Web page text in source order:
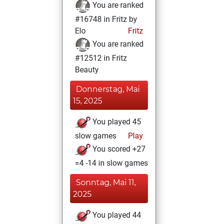
You are ranked
#16748 in Fritz by
Elo
Fritz
You are ranked
#12512 in Fritz
Beauty
Donnerstag, Mai
15, 2025
You played 45
slow games
Play
You scored +27
=4 -14 in slow games
Sonntag, Mai 11,
2025
You played 44